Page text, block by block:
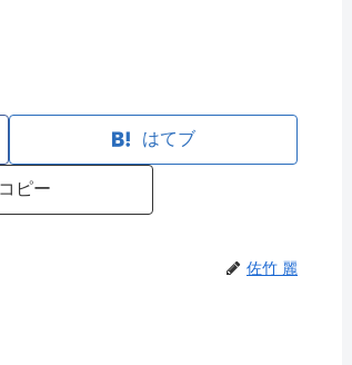
はてブ
コピー
佐竹 麗